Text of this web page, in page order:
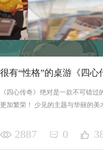
很有“性格”的桌游《四
《四心传奇》绝对是一款不可错
更加繁荣！ 少见的主题与华丽的
2887 0